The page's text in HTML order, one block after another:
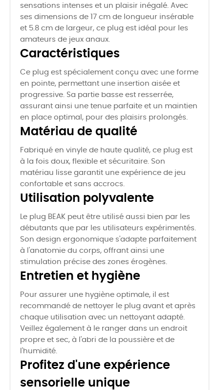
sensations intenses et un plaisir inégalé. Avec
ses dimensions de 17 cm de longueur insérable
et 5.8 cm de largeur, ce plug est idéal pour les
amateurs de jeux anaux.
Caractéristiques
Ce plug est spécialement conçu avec une forme
en pointe, permettant une insertion aisée et
progressive. Sa partie basse est resserrée,
assurant ainsi une tenue parfaite et un maintien
en place optimal, pour des plaisirs prolongés.
Matériau de qualité
Fabriqué en vinyle de haute qualité, ce plug est
à la fois doux, flexible et sécuritaire. Son
matériau lisse garantit une expérience de jeu
confortable et sans accrocs.
Utilisation polyvalente
Le plug BEAK peut être utilisé aussi bien par les
débutants que par les utilisateurs expérimentés.
Son design ergonomique s'adapte parfaitement
à l'anatomie du corps, offrant ainsi une
stimulation précise des zones érogènes.
Entretien et hygiène
Pour assurer une hygiène optimale, il est
recommandé de nettoyer le plug avant et après
chaque utilisation avec un nettoyant adapté.
Veillez également à le ranger dans un endroit
propre et sec, à l'abri de la poussière et de
l'humidité.
Profitez d'une expérience
sensorielle unique